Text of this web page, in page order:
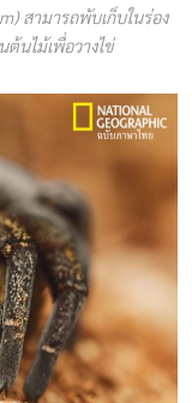
สามารถพับเก็บในร่อง
ต้นไม้เพื่อวางไข่